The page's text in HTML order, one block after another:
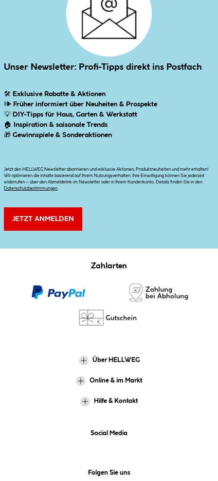
Unser Newsletter: Profi-Tipps direkt ins Postfach
🛠 Exklusive Rabatte & Aktionen
🕪 Früher informiert über Neuheiten & Prospekte
💡 DIY-Tipps für Haus, Garten & Werkstatt
🏠
Inspiration & saisonale Trends
🎁 Gewinnspiele & Sonderaktionen
Jetzt den HELLWEG Newsletter abonnieren und exklusive Aktionen, Produktneuheiten und mehr erhalten!
Wir optimieren die Inhalte basierend auf Ihrem Nutzungsverhalten. Ihre Einwilligung können Sie jederzeit
widerrufen – über den Abmeldelink im Newsletter oder in Ihrem Kundenkonto. Details finden Sie in den
Datenschutzbestimmungen
JETZT ANMELDEN
Zahlarten
Über HELLWEG
Online & im Markt
Hilfe & Kontakt
Social Media
Folgen Sie uns